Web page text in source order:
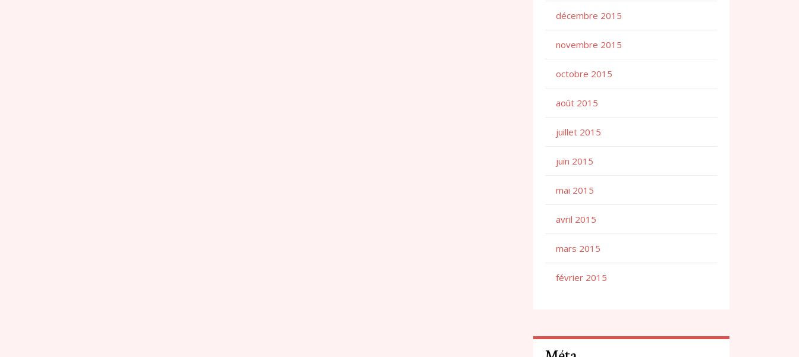
décembre 2015
novembre 2015
octobre 2015
août 2015
juillet 2015
juin 2015
mai 2015
avril 2015
mars 2015
février 2015